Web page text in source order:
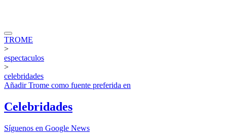
TROME
>
espectaculos
>
celebridades
AñadirTrome como fuente preferida en
Celebridades
Síguenos en Google News